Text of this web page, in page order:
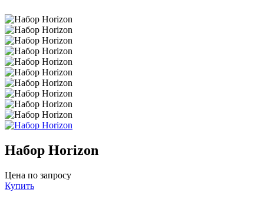
Набор Horizon
Цена по запросу
Купить